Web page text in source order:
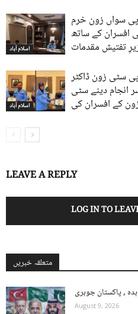
اسلام آباد
پی سواں زون خرم
افسران کے ساتھ
اسلام آباد
سٹی زون ڈاکٹر
انجام دینے سٹی
LEAVE A REPLY
LOG IN TO
متعلقہ خبریں
August 9, 2026